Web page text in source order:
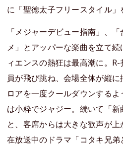
に「聖徳太子フリースタイル」
「メジャーデビュー指南」、
メ」とアッパーな楽曲を立て
ィエンスの熱狂は最高潮に。
員が飛び跳ね、会場全体が縦
ロアを一度クールダウンするよ
は小粋でジャジー。続いて「
と、客席からは大きな歓声が
在放送中のドラマ「コタキ兄